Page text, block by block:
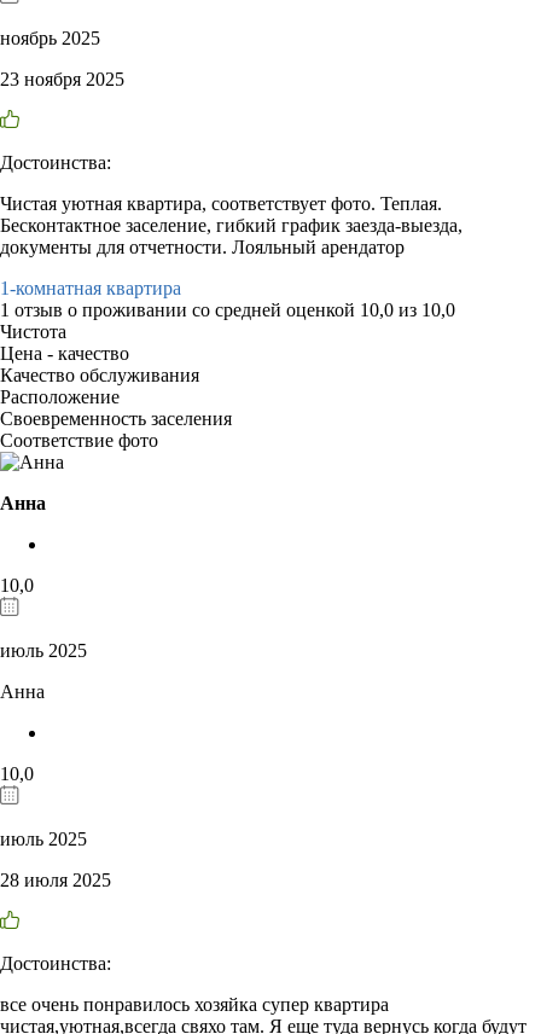
ноябрь 2025
23 ноября 2025
Достоинства:
Чистая уютная квартира, соответствует фото. Теплая.
Бесконтактное заселение, гибкий график заезда-выезда,
документы для отчетности. Лояльный арендатор
1-комнатная квартира
1 отзыв о проживании со средней оценкой 10,0 из 10,0
Чистота
Цена - качество
Качество обслуживания
Расположение
Своевременность заселения
Соответствие фото
Анна
10,0
июль 2025
Анна
10,0
июль 2025
28 июля 2025
Достоинства:
все очень понравилось хозяйка супер квартира
чистая,уютная,всегда свяхо там. Я еще туда вернусь когда будут